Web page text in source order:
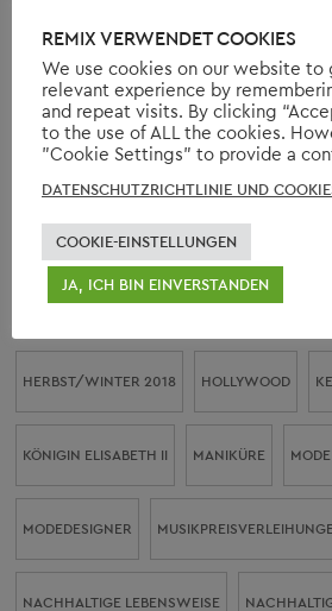
DENIM DESIGNER ELISABETH II
FESTIVALS IN EUROPA FRISUREN
FRÜHLING 2018 GEBURTSTAG KÖNIGIN
GRÜNE MARKE DER WOCHE GRÜNE MODE
HERBST/WINTER 2018 HOLLYWOOD
KÖNIGIN ELISABETH II MANIKÜRE
MODEDESIGNER
NACHHALTIGE LEBENSWEISE
REMIX VERWENDET COOKIES
We use cookies on our website to
relevant experience by
and repeat visits. By clicking
to the use of ALL the cookies.
"Cookie Settings" to provide a
DATENSCHUTZRICHTLINIE UND
COOKIE-EINSTELLUNGEN
JA, ICH BIN EINVERSTANDEN